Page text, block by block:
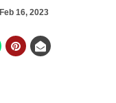
Feb 16, 2023